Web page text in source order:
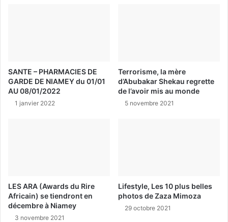
SANTE – PHARMACIES DE
GARDE DE NIAMEY du 01/01
AU 08/01/2022
1 janvier 2022
Terrorisme, la mère
d’Abubakar Shekau regrette
de l’avoir mis au monde
5 novembre 2021
LES ARA (Awards du Rire
Africain) se tiendront en
décembre à Niamey
3 novembre 2021
Lifestyle, Les 10 plus belles
photos de Zaza Mimoza
29 octobre 2021